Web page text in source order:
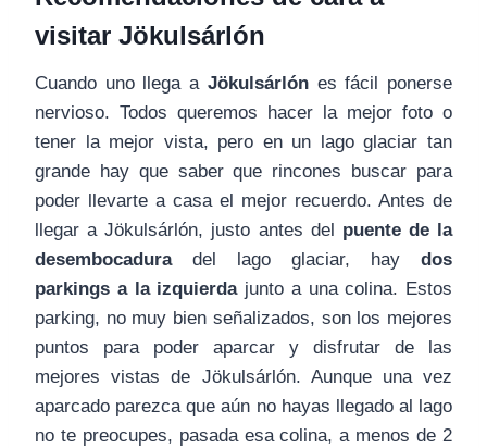
visitar Jökulsárlón
Cuando uno llega a Jökulsárlónes fácil ponerse
nervioso. Todos queremos hacer la mejor foto o
tener la mejor vista, pero en un lago glaciar tan
grande hay que saber que rincones buscar para
poder llevarte a casa el mejor recuerdo. Antes de
llegar a Jökulsárlón, justo antes del puente de la
desembocaduradel lago glaciar, hay dos
parkings a la izquierdajunto a una colina. Estos
parking, no muy bien señalizados, son los mejores
puntos para poder aparcar y disfrutar de las
mejores vistas de Jökulsárlón. Aunque una vez
aparcado parezca que aún no hayas llegado al lago
no te preocupes, pasada esa colina, a menos de 2